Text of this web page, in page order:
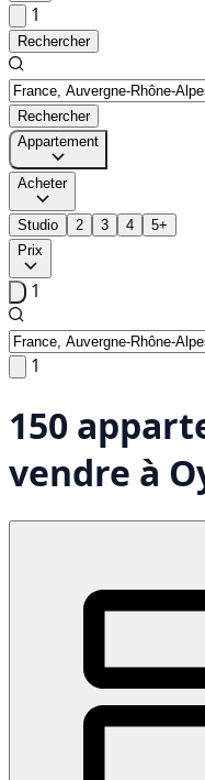
1
Rechercher
Rechercher
Appartement
Acheter
Studio 2 3 4
5+
Prix
1
1
150
vendre à